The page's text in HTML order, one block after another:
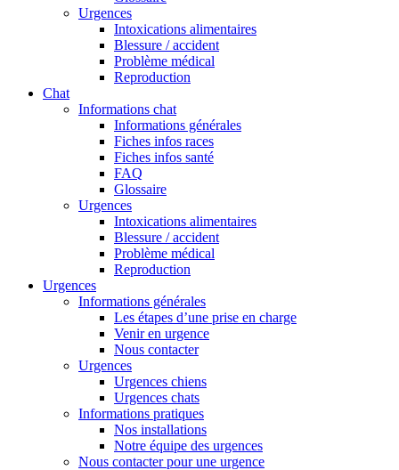
Urgences
Intoxications alimentaires
Blessure / accident
Problème médical
Reproduction
Chat
Informations chat
Informations générales
Fiches infos races
Fiches infos santé
FAQ
Glossaire
Urgences
Intoxications alimentaires
Blessure / accident
Problème médical
Reproduction
Urgences
Informations générales
Les étapes d’une prise en charge
Venir en urgence
Nous contacter
Urgences
Urgences chiens
Urgences chats
Informations pratiques
Nos installations
Notre équipe des urgences
Nous contacter pour une urgence